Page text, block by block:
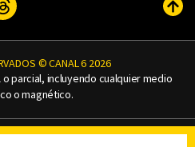
Threads
© CANAL 6 2026
parcial, incluyendo cualquier medio
o magnético.